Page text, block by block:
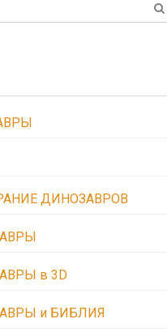
ДИНОЗАВРОВ
в 3D
и БИБЛИЯ